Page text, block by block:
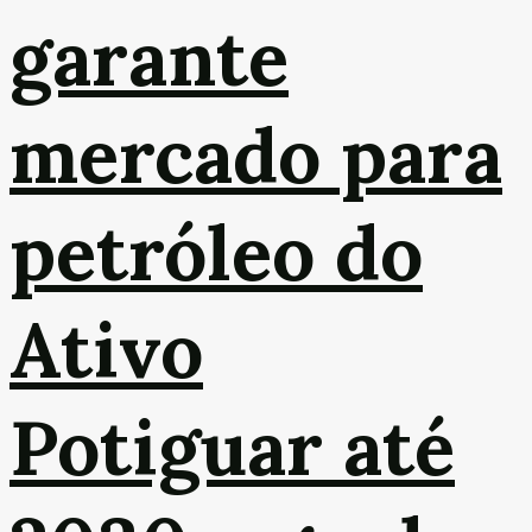
garante
mercado para
petróleo do
Ativo
Potiguar até